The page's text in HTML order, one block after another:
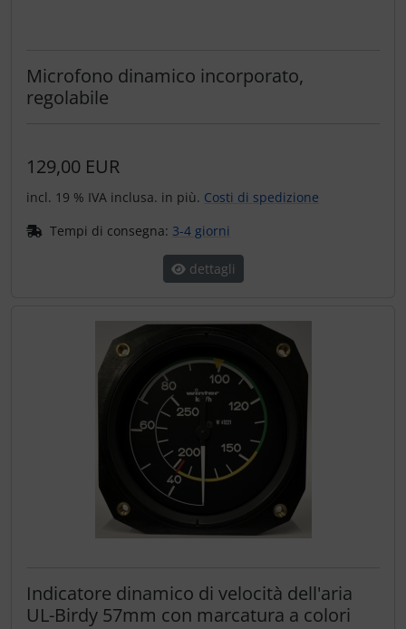
Microfono dinamico incorporato,
regolabile
129,00 EUR
incl. 19 % IVA inclusa. in più. Costi di spedizione
Tempi di consegna: 3-4 giorni
dettagli
Indicatore dinamico di velocità dell'aria
UL-Birdy 57mm con marcatura a colori